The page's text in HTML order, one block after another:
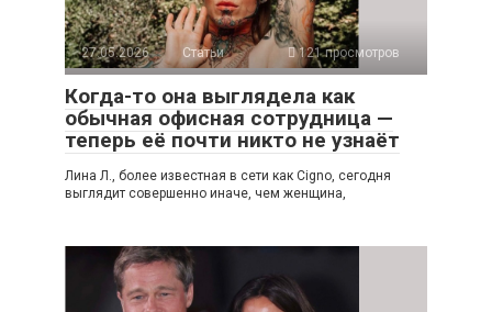
27.05.2026 Статьи 121 просмотров
Когда-то она выглядела как
обычная офисная сотрудница —
теперь её почти никто не узнаёт
Лина Л., более известная в сети как Cigno, сегодня
выглядит совершенно иначе, чем женщина,